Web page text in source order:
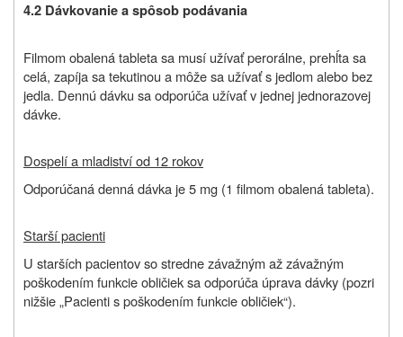
4.2 Dávkovanie a spôsob podávania
Filmom obalená tableta sa musí užívať perorálne, prehĺta sa
celá, zapíja sa tekutinou a môže sa užívať s jedlom alebo bez
jedla. Dennú dávku sa odporúča užívať v jednej jednorazovej
dávke.
Dospelí a mladiství od 12 rokov
Odporúčaná denná dávka je 5 mg (1 filmom obalená tableta).
Starší pacienti
U starších pacientov so stredne závažným až závažným
poškodením funkcie obličiek sa odporúča úprava dávky (pozri
nižšie „Pacienti s poškodením funkcie obličiek“).